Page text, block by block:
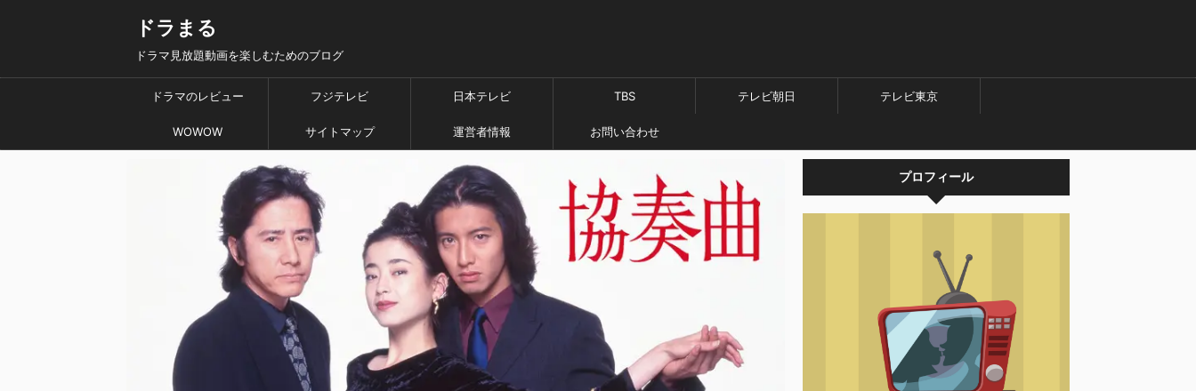
ドラまる
ドラマ見放題動画を楽しむためのブログ
ドラマのレビュー フジテレビ 日本テレビ TBS テレビ朝日 テレビ東京
WOWOW サイトマップ 運営者情報 お問い合わせ
プロフィール